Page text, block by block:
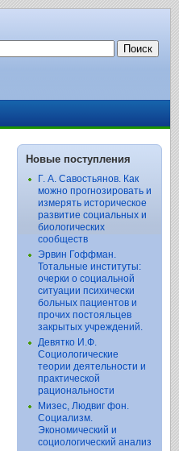
Новые поступления
Г. А. Савостьянов. Как
можно прогнозировать и
измерять историческое
развитие социальных и
биологических
сообществ
Эрвин Гоффман.
Тотальные институты:
очерки о социальной
ситуации психически
больных пациентов и
прочих постояльцев
закрытых учреждений.
Девятко И.Ф.
Социологические
теории деятельности и
практической
рациональности
Мизес, Людвиг фон.
Социализм.
Экономический и
социологический анализ